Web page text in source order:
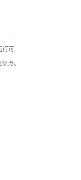
可
点。